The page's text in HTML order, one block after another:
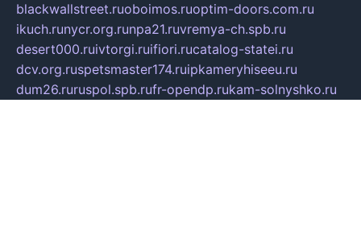
blackwallstreet.ruoboimos.ruoptim-doors.com.ru
ikuch.runycr.org.runpa21.ruvremya-ch.spb.ru
desert000.ruivtorgi.ruifiori.rucatalog-statei.ru
dcv.org.ruspetsmaster174.ruipkameryhiseeu.ru
dum26.ruruspol.spb.rufr-opendp.rukam-solnyshko.ru